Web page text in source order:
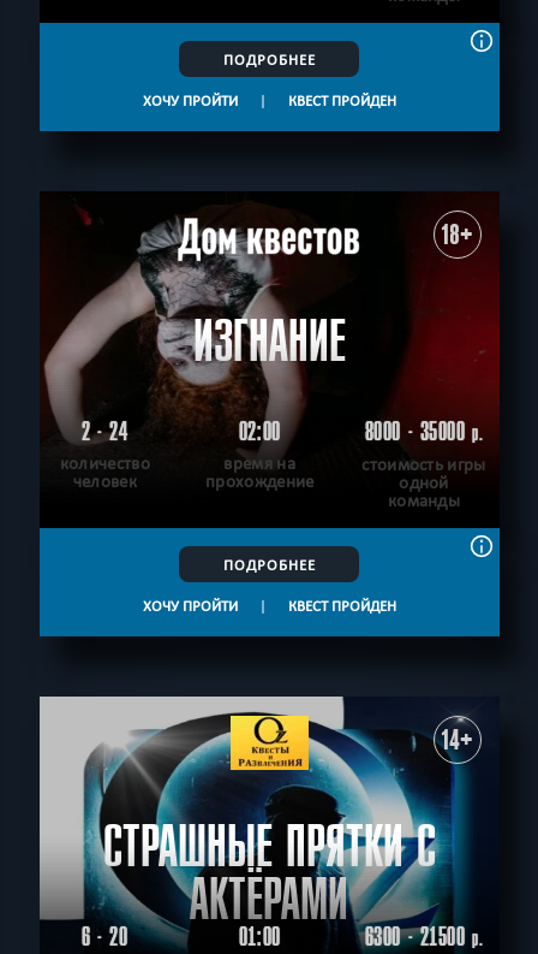
ПОДРОБНЕЕ
ХОЧУ ПРОЙТИ | КВЕСТ ПРОЙДЕН
18+
ИЗГНАНИЕ
2 - 24
количество
человек
02:00
время на
прохождение
8000 - 35000р.
стоимость игры
одной
команды
ПОДРОБНЕЕ
ХОЧУ ПРОЙТИ | КВЕСТ ПРОЙДЕН
14+
СТРАШНЫЕ ПРЯТКИ С
АКТЁРАМИ
6 - 20 01:00 6300 - 21500р.